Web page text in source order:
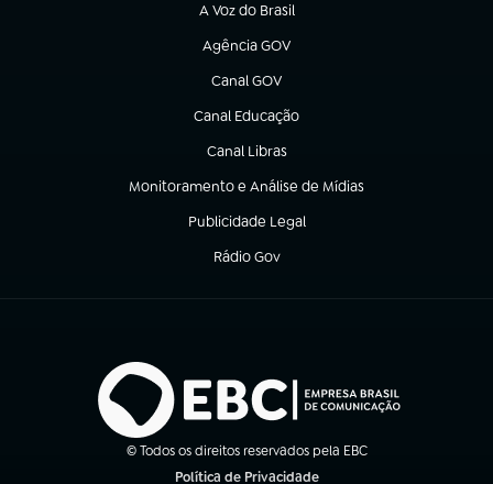
A Voz do Brasil
(abre em nova aba)
Agência GOV
(abre em nova aba)
Canal GOV
(abre em nova aba)
Canal Educação
(abre em nova aba)
Canal Libras
(abre em nova aba)
Monitoramento e Análise de Mídias
(abre em nova aba)
Publicidade Legal
(abre em nova aba)
Rádio Gov
(abre em nova aba)
© Todos os direitos reservados pela EBC
Política de Privacidade